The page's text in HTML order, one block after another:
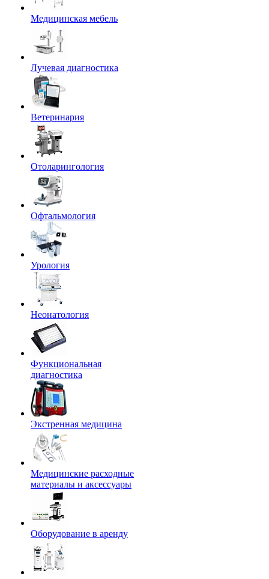
Медицинская мебель
Лучевая диагностика
Ветеринария
Отоларингология
Офтальмология
Урология
Неонатология
Функциональная
диагностика
Экстренная медицина
Медицинские расходные
материалы и аксессуары
Оборудование в аренду